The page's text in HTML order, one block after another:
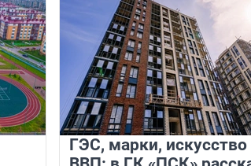
ГЭС, марки, искусство